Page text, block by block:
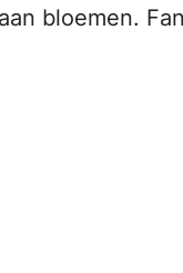
bloemen.